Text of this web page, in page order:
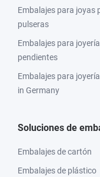
Embalajes para joyas
pulseras
Embalajes para
pendientes
Embalajes para
in Germany
Soluciones de
Embalajes de cartón
Embalajes de plástico